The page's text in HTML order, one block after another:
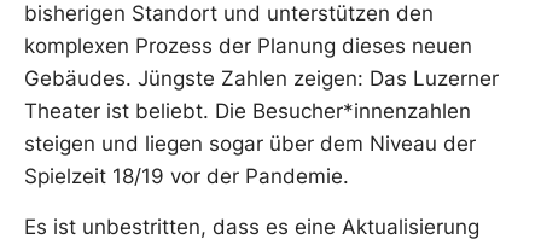
bisherigen Standort und unterstützen den
komplexen Prozess der Planung dieses neuen
Gebäudes. Jüngste Zahlen zeigen: Das Luzerner
Theater ist beliebt. Die Besucher*innenzahlen
steigen und liegen sogar über dem Niveau der
Spielzeit 18/19 vor der Pandemie.
Es ist unbestritten, dass es eine Aktualisierung